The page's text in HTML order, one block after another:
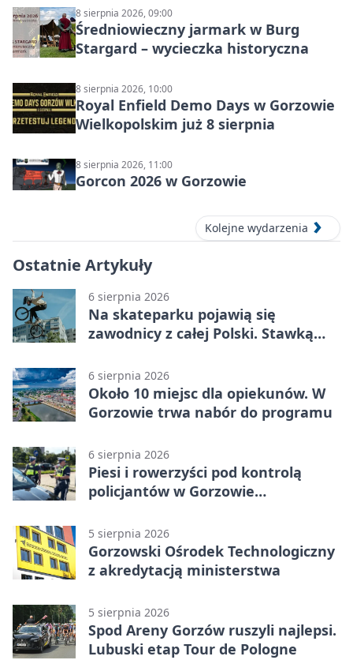
8 sierpnia 2026, 09:00
Średniowieczny jarmark w Burg
Stargard – wycieczka historyczna
8 sierpnia 2026, 10:00
Royal Enfield Demo Days w Gorzowie
Wielkopolskim już 8 sierpnia
8 sierpnia 2026, 11:00
Gorcon 2026 w Gorzowie
Kolejne wydarzenia
Ostatnie Artykuły
6 sierpnia 2026
Na skateparku pojawią się
zawodnicy z całej Polski. Stawką
6 sierpnia 2026
Około 10 miejsc dla opiekunów. W
Gorzowie trwa nabór do programu
6 sierpnia 2026
Piesi i rowerzyści pod kontrolą
policjantów w Gorzowie
5 sierpnia 2026
Gorzowski Ośrodek Technologiczny
z akredytacją ministerstwa
5 sierpnia 2026
Spod Areny Gorzów ruszyli najlepsi.
Lubuski etap Tour de Pologne